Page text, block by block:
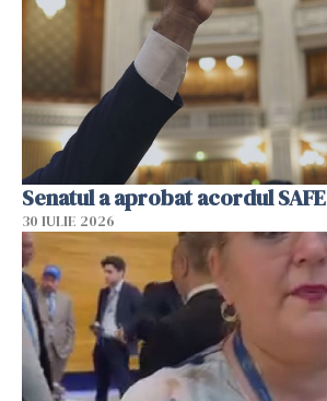
Senatul a aprobat acordul SAFE
30 IULIE 2026